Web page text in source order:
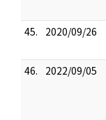
45.
2020/09/26
46.
2022/09/05